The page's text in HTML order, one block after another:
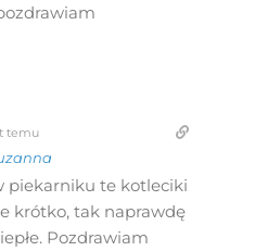
temu
piekarniku te kotleciki
krótko, tak naprawdę
Pozdrawiam